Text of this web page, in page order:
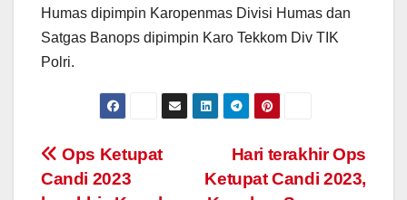
Humas dipimpin Karopenmas Divisi Humas dan
Satgas Banops dipimpin Karo Tekkom Div TIK
Polri.
Post
Hari terakhir Ops
Ketupat Candi 2023,
Ops Ketupat
Candi 2023